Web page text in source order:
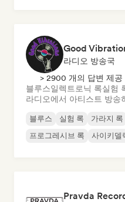
Good
라디오 방송국
> 2900 개의 답변 제공
블루스일렉트로닉 록실험
라디오에서 아티스트 방송
블루스 실험 록 가라지 록
프로그레시브 록
사이키델
Pravda